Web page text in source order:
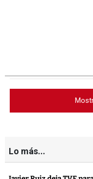
Lo más...